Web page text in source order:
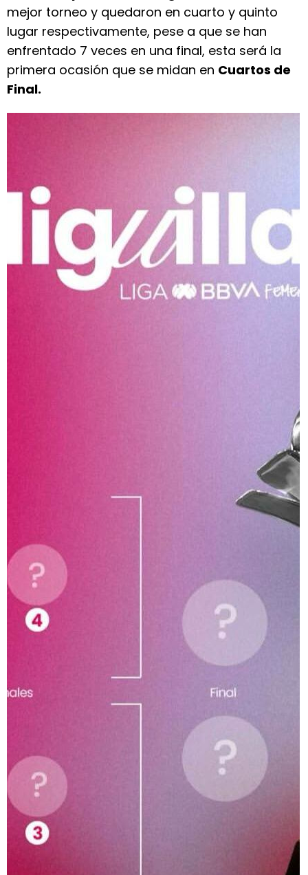
mejor torneo y quedaron en cuarto y quinto
lugar respectivamente, pese a que se han
enfrentado 7 veces en una final, esta será la
primera ocasión que se midan en Cuartos de
Final.